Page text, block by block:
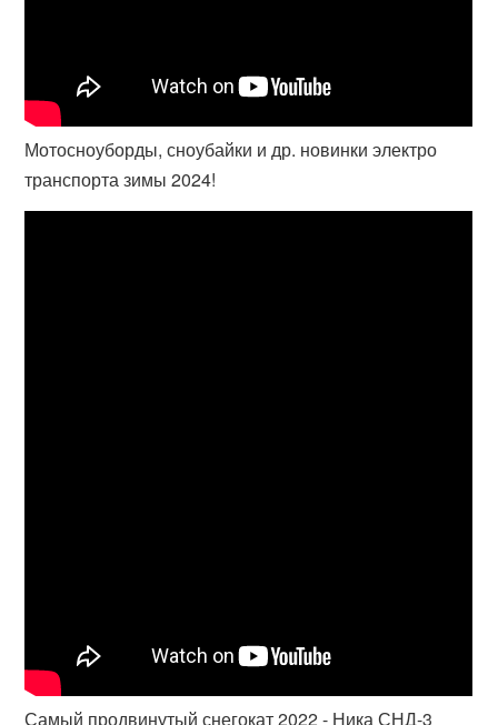
Мотосноуборды, сноубайки и др. новинки электро
транспорта зимы 2024!
Самый продвинутый снегокат 2022 - Ника СНД-3